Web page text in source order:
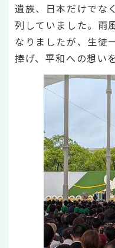
遺族、日本だけでな
列していました。雨
なりましたが、生徒
捧げ、平和への想い